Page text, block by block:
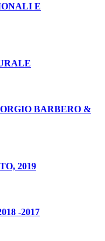
E
BARBERO &
2019
-2017